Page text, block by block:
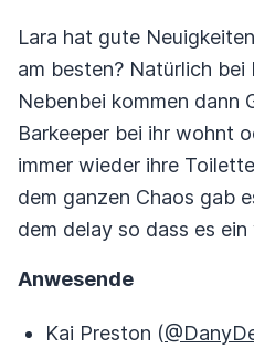
Lara hat gute
am besten? Natürlich bei
Nebenbei kommen dann
Barkeeper bei ihr wohnt
immer wieder ihre
dem ganzen Chaos gab
dem delay so dass es
Anwesende
Kai Preston (